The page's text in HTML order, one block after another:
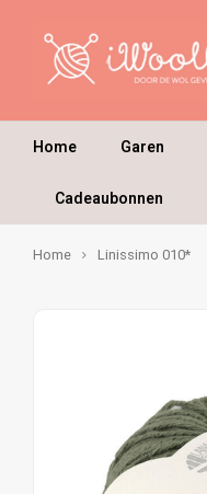
Home Garen
Cadeaubonnen
Home Linissimo 010*